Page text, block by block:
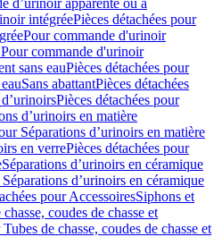
d’urinoir apparente ou à
intégréePièces détachées pour
Pour commande d'urinoir
commande d'urinoir
sans eauPièces détachées pour
Sans abattantPièces détachées
Pièces détachées pour
d’urinoirs en matière
Séparations d’urinoirs en matière
en verrePièces détachées pour
Séparations d’urinoirs en céramique
d’urinoirs en céramique
pour AccessoiresSiphons et
coudes de chasse et
de chasse, coudes de chasse et